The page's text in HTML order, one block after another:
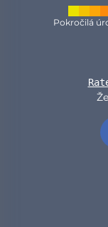
Pokročilá